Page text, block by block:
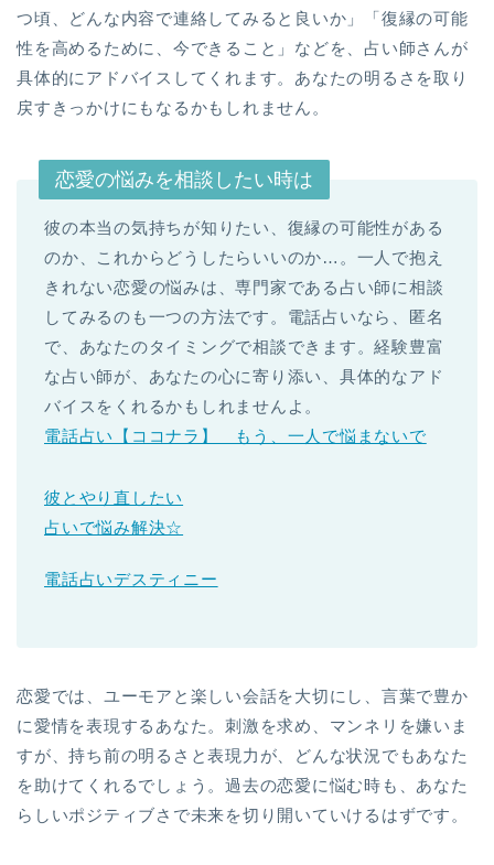
つ頃、どんな内容で連絡してみると良いか」「復縁の可能
性を高めるために、今できること」などを、占い師さんが
具体的にアドバイスしてくれます。あなたの明るさを取り
戻すきっかけにもなるかもしれません。
恋愛の悩みを相談したい時は
彼の本当の気持ちが知りたい、復縁の可能性がある
のか、これからどうしたらいいのか…。一人で抱え
きれない恋愛の悩みは、専門家である占い師に相談
してみるのも一つの方法です。電話占いなら、匿名
で、あなたのタイミングで相談できます。経験豊富
な占い師が、あなたの心に寄り添い、具体的なアド
バイスをくれるかもしれませんよ。
電話占い【ココナラ】 もう、一人で悩まないで
彼とやり直したい
占いで悩み解決☆
電話占いデスティニー
恋愛では、ユーモアと楽しい会話を大切にし、言葉で豊か
に愛情を表現するあなた。刺激を求め、マンネリを嫌いま
すが、持ち前の明るさと表現力が、どんな状況でもあなた
を助けてくれるでしょう。過去の恋愛に悩む時も、あなた
らしいポジティブさで未来を切り開いていけるはずです。